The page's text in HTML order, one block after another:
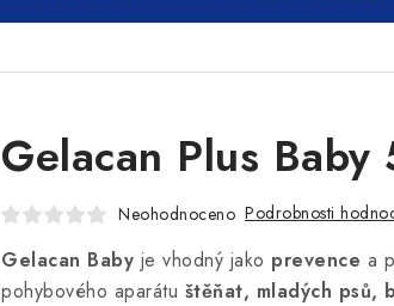
Gelacan Plus Baby
Neohodnoceno Podrobnosti
Gelacan Baby je vhodný jako prevence a
pohybového aparátu štěňat, mladých psů,